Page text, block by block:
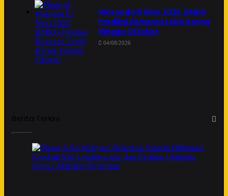
Waspada El Nino 2026, BMKG
Prediksi Kemarau Lebih Kering
Hingga Oktober
04/08/2026
Berita Terkini